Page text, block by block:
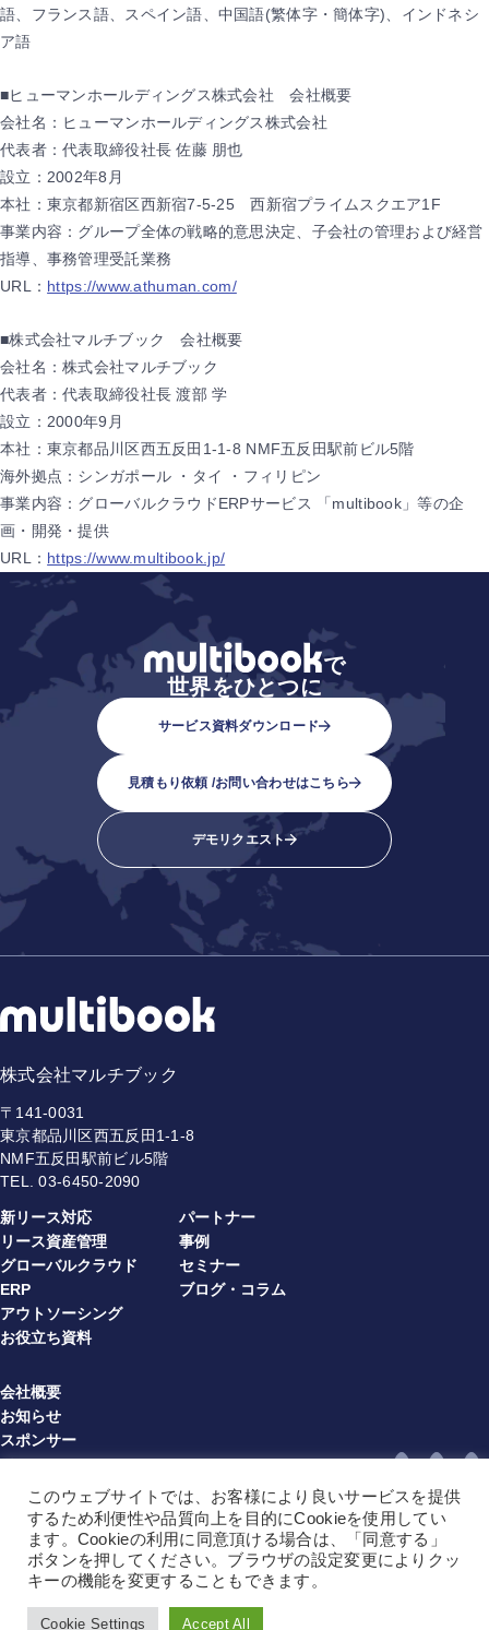
語、フランス語、スペイン語、中国語(繁体字・簡体字)、インドネシ
ア語
■ヒューマンホールディングス株式会社 会社概要
会社名：ヒューマンホールディングス株式会社
代表者：代表取締役社長 佐藤 朋也
設立：2002年8月
本社：東京都新宿区西新宿7-5-25 西新宿プライムスクエア1F
事業内容：グループ全体の戦略的意思決定、子会社の管理および経営
指導、事務管理受託業務
URL： https://www.athuman.com/
■株式会社マルチブック 会社概要
会社名：株式会社マルチブック
代表者：代表取締役社長 渡部 学
設立：2000年9月
本社：東京都品川区西五反田1-1-8 NMF五反田駅前ビル5階
海外拠点：シンガポール ・タイ ・フィリピン
事業内容：グローバルクラウドERPサービス 「multibook」等の企
画・開発・提供
URL： https://www.multibook.jp/
で
世界をひとつに
サービス資料ダウンロード
見積もり依頼 /お問い合わせはこちら
デモリクエスト
株式会社マルチブック
〒141-0031
東京都品川区西五反田1-1-8
NMF五反田駅前ビル5階
TEL.03-6450-2090
新リース対応
リース資産管理
グローバルクラウド
ERP
アウトソーシング
お役立ち資料
パートナー
事例
セミナー
ブログ・コラム
会社概要
お知らせ
スポンサー
情報セキュリティ方針
利用規約（multibook）（JA）
利用規約（multibook）（EN）
利用規約（BPO）（JA）
利用規約（BPO）（EN）
サイトマップ
このウェブサイトでは、お客様により良いサービスを提供
するため利便性や品質向上を目的にCookieを使用してい
ます。Cookieの利用に同意頂ける場合は、「同意する」
ボタンを押してください。ブラウザの設定変更によりクッ
キーの機能を変更することもできます。
Cookie Settings Accept All